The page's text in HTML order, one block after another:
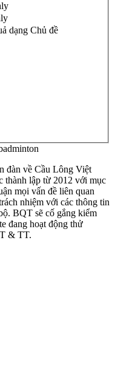
dạng Chủ đề
đàn về Cầu Lông Việt
thành lập từ 2012 với mục
mọi vấn đề liên quan
nhiệm với các thông tin
BQT sẽ cố gắng kiểm
đang hoạt động thử
& TT.